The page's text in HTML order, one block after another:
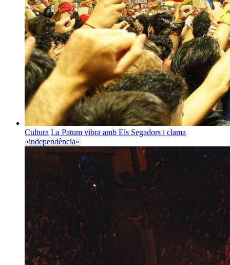
Cultura La Patum vibra amb Els Segadors i clama
«independència»